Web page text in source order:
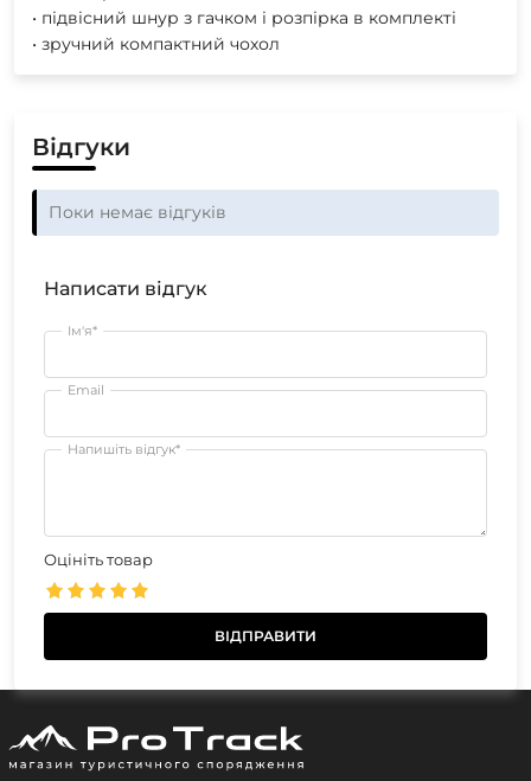
• підвісний шнур з гачком і розпірка в комплекті
• зручний компактний чохол
Відгуки
Поки немає відгуків
Написати відгук
Ім'я*
Email
Напишіть відгук*
Оцініть товар